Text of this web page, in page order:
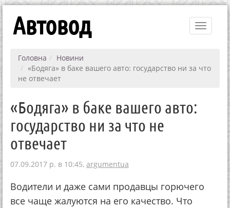
Toggle
Автовод
Головна
Новини
«Бодяга» в баке вашего авто: государство ни за что
не отвечает
«Бодяга» в баке вашего авто:
государство ни за что не
отвечает
07.09.2017 р. в 10:45, argumentua
Водители и даже сами продавцы горючего
все чаще жалуются на его качество. Что